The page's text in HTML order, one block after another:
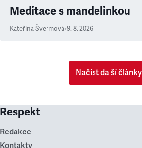
Meditace s mandelinkou
Kateřina Švermová•9. 8. 2026
Načíst další články
Respekt
Redakce
Kontakty